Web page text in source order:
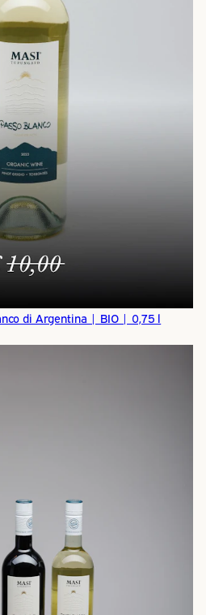
di Argentina | BIO | 0,75 l